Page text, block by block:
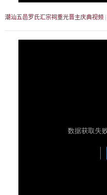
潮汕五邑罗氏汇宗祠重光晋主庆典视频